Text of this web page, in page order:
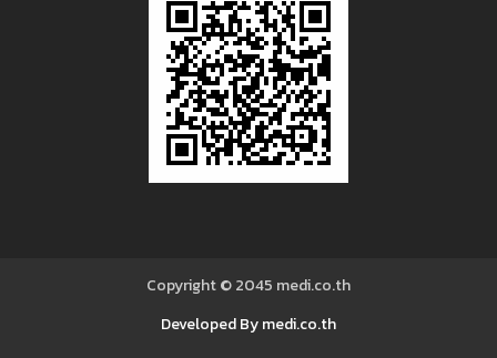
Copyright © 2045 medi.co.th
Developed By medi.co.th